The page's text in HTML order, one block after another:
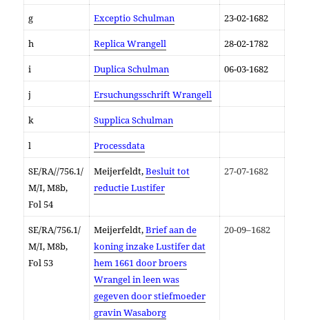
g Exceptio Schulman 23-02-1682
h Replica Wrangell 28-02-1782
i Duplica Schulman 06-03-1682
j Ersuchungsschrift Wrangell
k Supplica Schulman
l Processdata
SE/RA//756.1/
M/I, M8b,
Fol54
Meijerfeldt,Besluit tot
reductie Lustifer
27-07-1682
SE/RA/756.1/
M/I, M8b,
Fol53
Meijerfeldt,Brief aan de
koning inzake Lustiferdat
hem 1661 door broers
Wrangel in leen was
gegeven door stiefmoeder
gravin Wasaborg
20-09–1682